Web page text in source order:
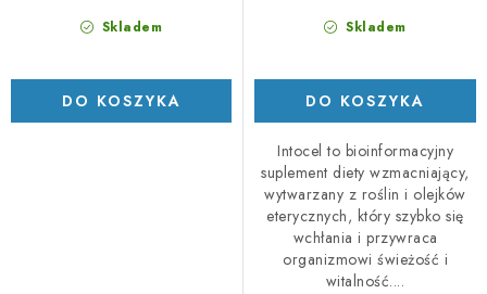
Skladem
DO KOSZYKA
Skladem
DO KOSZYKA
Intocel to bioinformacyjny
suplement diety wzmacniający,
wytwarzany z roślin i olejków
eterycznych, który szybko się
wchłania i przywraca
organizmowi świeżość i
witalność....